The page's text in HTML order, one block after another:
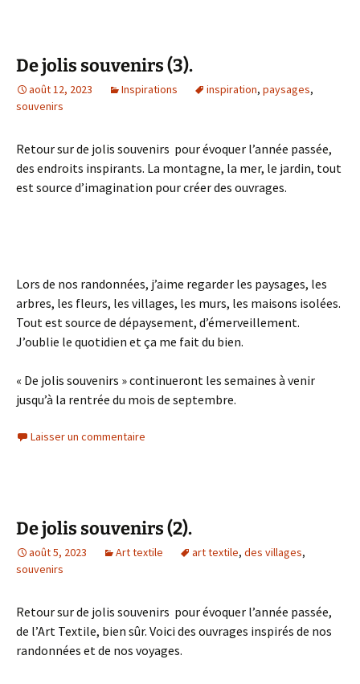
De jolis souvenirs (3).
août 12, 2023 Inspirations inspiration, paysages,
souvenirs
Retour sur de jolis souvenirs pour évoquer l’année passée,
des endroits inspirants. La montagne, la mer, le jardin, tout
est source d’imagination pour créer des ouvrages.
Lors de nos randonnées, j’aime regarder les paysages, les
arbres, les fleurs, les villages, les murs, les maisons isolées.
Tout est source de dépaysement, d’émerveillement.
J’oublie le quotidien et ça me fait du bien.
« De jolis souvenirs » continueront les semaines à venir
jusqu’à la rentrée du mois de septembre.
Laisser un commentaire
De jolis souvenirs (2).
août 5, 2023 Art textile art textile, des villages,
souvenirs
Retour sur de jolis souvenirs pour évoquer l’année passée,
de l’Art Textile, bien sûr. Voici des ouvrages inspirés de nos
randonnées et de nos voyages.